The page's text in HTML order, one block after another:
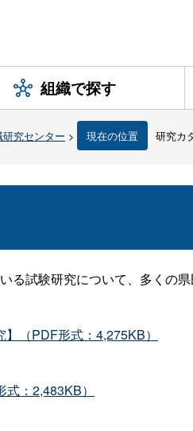
組織で探す
究センター > 現在の位置 研究カ
試験研究について、多くの
（PDF形式：4,275KB）
：2,483KB）